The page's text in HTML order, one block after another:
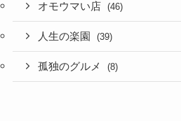
オモウマい店 (46)
人生の楽園 (39)
孤独のグルメ (8)